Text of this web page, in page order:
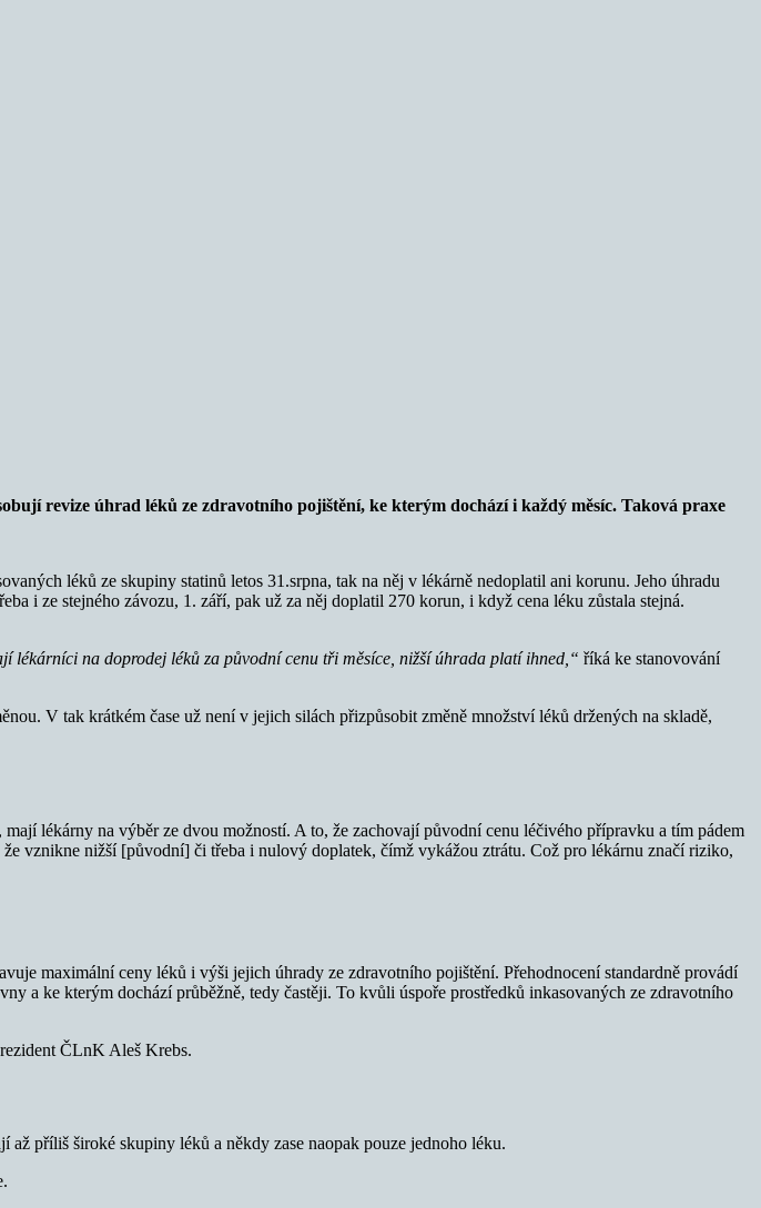
revize úhrad léků ze zdravotního pojištění, ke kterým dochází i každý měsíc. Taková praxe
léků ze skupiny statinů letos 31.srpna, tak na něj v lékárně nedoplatil ani korunu. Jeho úhradu
i ze stejného závozu, 1. září, pak už za něj doplatil 270 korun, i když cena léku zůstala stejná.
lékárníci na doprodej léků za původní cenu tři měsíce, nižší úhrada platí ihned,“ říká ke stanovování
V tak krátkém čase už není v jejich silách přizpůsobit změně množství léků držených na skladě,
lékárny na výběr ze dvou možností. A to, že zachovají původní cenu léčivého přípravku a tím pádem
vznikne nižší [původní] či třeba i nulový doplatek, čímž vykážou ztrátu. Což pro lékárnu značí riziko,
maximální ceny léků i výši jejich úhrady ze zdravotního pojištění. Přehodnocení standardně provádí
a ke kterým dochází průběžně, tedy častěji. To kvůli úspoře prostředků inkasovaných ze zdravotního
ČLnK Aleš Krebs.
příliš široké skupiny léků a někdy zase naopak pouze jednoho léku.